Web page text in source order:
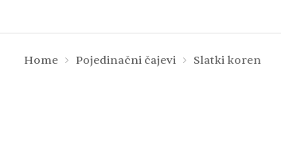
Home Pojedinačni čajevi Slatki koren